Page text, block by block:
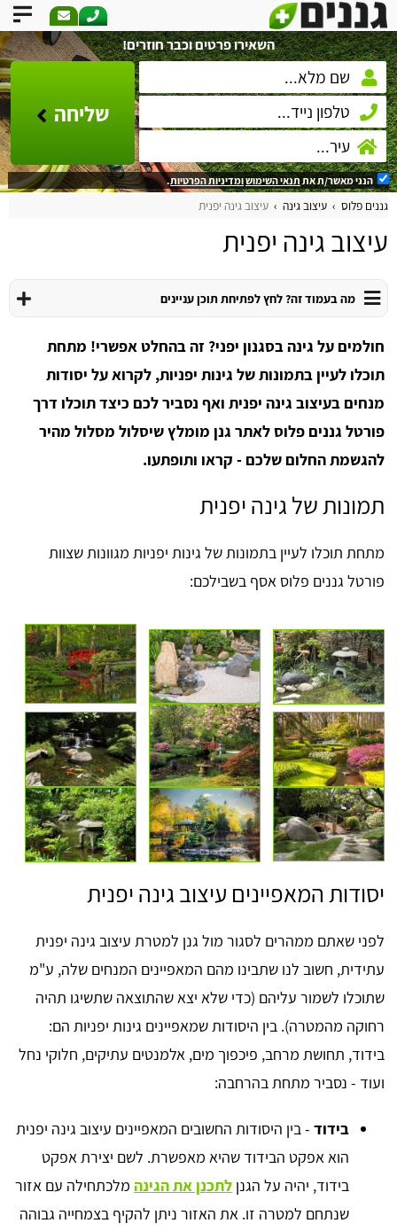
השאירו פרטים וכבר חוזרים!
שליחה
הנני מאשר/ת אתתנאי השימושומדיניות הפרטיות.
גננים פלוס עיצוב גינה עיצוב גינה יפנית
עיצוב גינה יפנית
מה בעמוד זה? לחץ לפתיחת תוכן עניינים
חולמים על גינה בסגנון יפני? זה בהחלט אפשרי! מתחת
תוכלו לעיין בתמונות של גינות יפניות, לקרוא על יסודות
מנחים בעיצוב גינה יפנית ואף נסביר לכם כיצד תוכלו דרך
פורטל גננים פלוס לאתר גנן מומלץ שיסלול מסלול מהיר
להגשמת החלום שלכם - קראו ותופתעו.
תמונות של גינה יפנית
מתחת תוכלו לעיין בתמונות של גינות יפניות מגוונות שצוות
פורטל גננים פלוס אסף בשבילכם:
יסודות המאפיינים עיצוב גינה יפנית
לפני שאתם ממהרים לסגור מול גנן למטרת עיצוב גינה יפנית
עתידית, חשוב לנו שתבינו מהם המאפיינים המנחים שלה, ע"מ
שתוכלו לשמור עליהם (כדי שלא יצא שהתוצאה שתשיגו תהיה
רחוקה מהמטרה). בין היסודות שמאפיינים גינות יפניות הם:
בידוד, תחושת מרחב, פיכפוך מים, אלמנטים עתיקים, חלוקי נחל
ועוד - נסביר מתחת בהרחבה:
בידוד - בין היסודות החשובים המאפיינים עיצוב גינה יפנית
הוא אפקט הבידוד שהיא מאפשרת. לשם יצירת אפקט
בידוד, יהיה על הגנן לתכנן את הגינה מלכתחילה עם אזור
שנתחם למטרה זו. את האזור ניתן להקיף בצמחייה גבוהה